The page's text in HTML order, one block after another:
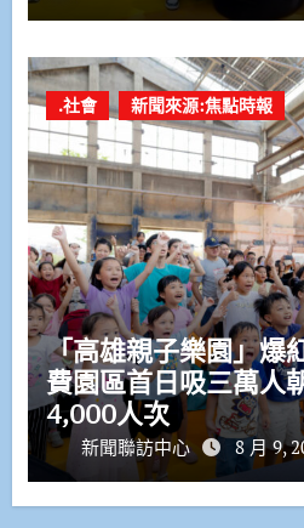
.社會 新聞來源:焦點時報
「高雄親子樂園」爆
費園區首日吸三萬人
4,000人次
新聞聯訪中心 8 月 9,